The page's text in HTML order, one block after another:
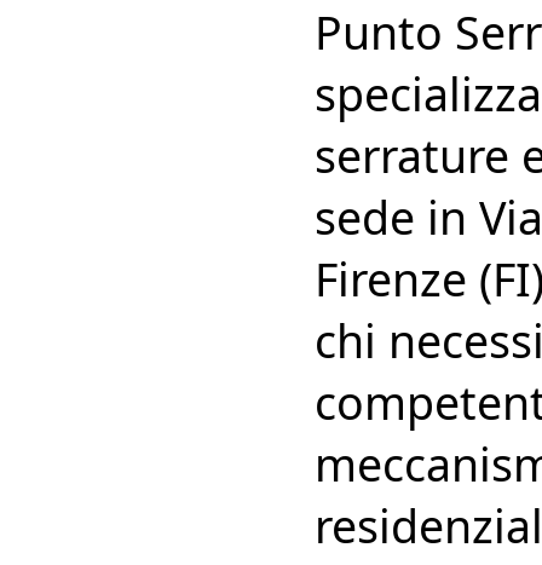
Punto
serrature
sede in
Firenze
chi